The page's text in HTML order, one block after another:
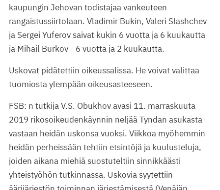
kaupungin Jehovan todistajaa vankeuteen
rangaistussiirtolaan. Vladimir Bukin, Valeri Slashchev
ja Sergei Yuferov saivat kukin 6 vuotta ja 6 kuukautta
ja Mihail Burkov - 6 vuotta ja 2 kuukautta.
Uskovat pidätettiin oikeussalissa. He voivat valittaa
tuomiosta ylempään oikeusasteeseen.
FSB: n tutkija V.S. Obukhov avasi 11. marraskuuta
2019 rikosoikeudenkäynnin neljää Tyndan asukasta
vastaan heidän uskonsa vuoksi. Viikkoa myöhemmin
heidän perheissään tehtiin etsintöjä ja kuulusteluja,
joiden aikana miehiä suostuteltiin sinnikkäästi
yhteistyöhön tutkinnassa. Uskovia syytettiin